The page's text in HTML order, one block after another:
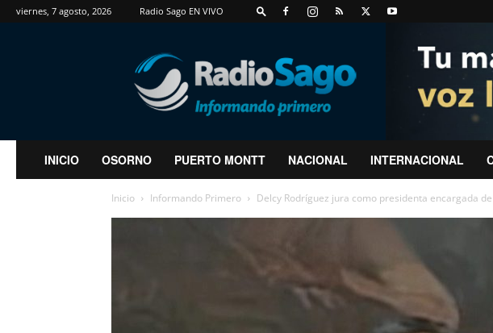
viernes, 7 agosto, 2026 Radio Sago EN VIVO
RadioSago
INICIO OSORNO PUERTO MONTT NACIONAL INTERNACIONAL
Inicio Informando Primero Delcy Rodríguez jura como presidenta encargada